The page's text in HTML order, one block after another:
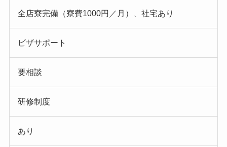
全店寮完備（寮費1000円／月）、社宅あり
ビザサポート
要相談
研修制度
あり